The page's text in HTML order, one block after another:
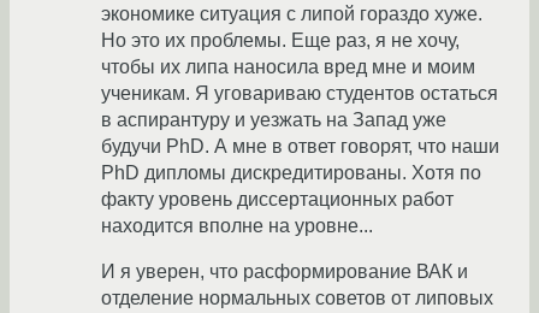
экономике ситуация с липой гораздо хуже.
Но это их проблемы. Еще раз, я не хочу,
чтобы их липа наносила вред мне и моим
ученикам. Я уговариваю студентов остаться
в аспирантуру и уезжать на Запад уже
будучи PhD. А мне в ответ говорят, что наши
PhD дипломы дискредитированы. Хотя по
факту уровень диссертационных работ
находится вполне на уровне...
И я уверен, что расформирование ВАК и
отделение нормальных советов от липовых